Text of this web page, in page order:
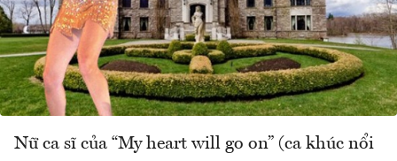
Nữ ca sĩ của “My heart will go on” (ca khúc nổi